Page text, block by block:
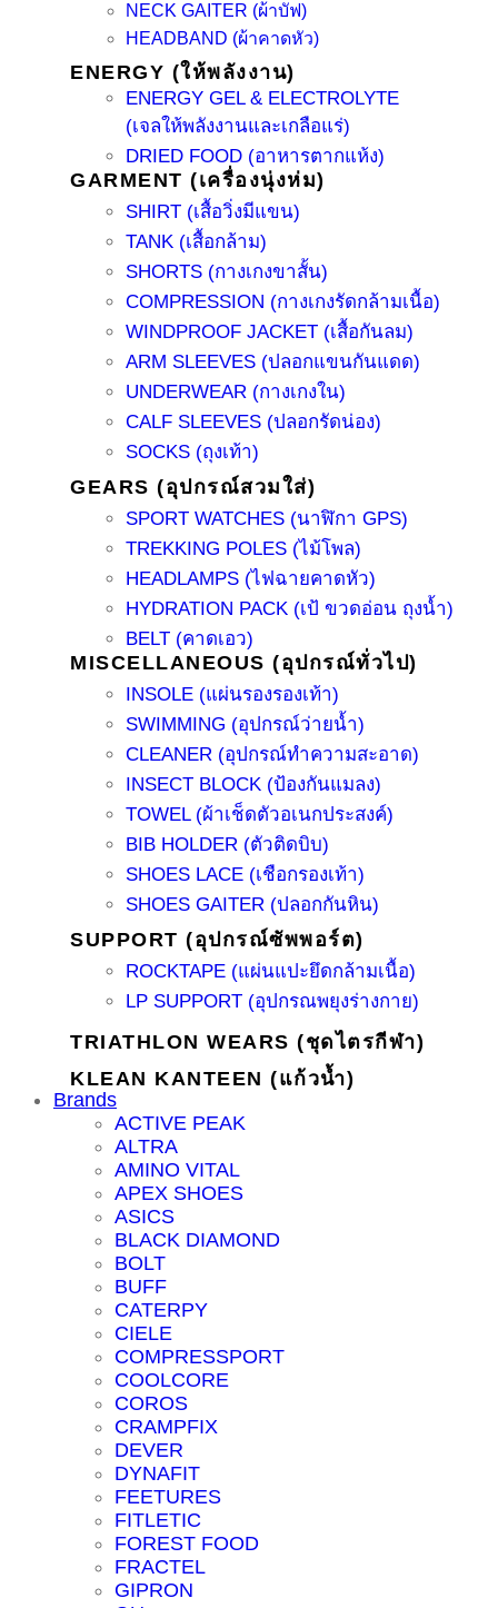
NECK GAITER (ผ้าบัฟ)
HEADBAND (ผ้าคาดหัว)
ENERGY (ให้พลังงาน)
ENERGY GEL & ELECTROLYTE
(เจลให้พลังงานและเกลือแร่)
DRIED FOOD (อาหารตากแห้ง)
GARMENT (เครื่องนุ่งห่ม)
SHIRT (เสื้อวิ่งมีแขน)
TANK (เสื้อกล้าม)
SHORTS (กางเกงขาสั้น)
COMPRESSION (กางเกงรัดกล้ามเนื้อ)
WINDPROOF JACKET (เสื้อกันลม)
ARM SLEEVES (ปลอกแขนกันแดด)
UNDERWEAR (กางเกงใน)
CALF SLEEVES (ปลอกรัดน่อง)
SOCKS (ถุงเท้า)
GEARS (อุปกรณ์สวมใส่)
SPORT WATCHES (นาฬิกา GPS)
TREKKING POLES (ไม้โพล)
HEADLAMPS (ไฟฉายคาดหัว)
HYDRATION PACK (เป้ ขวดอ่อน ถุงน้ำ)
BELT (คาดเอว)
MISCELLANEOUS (อุปกรณ์ทั่วไป)
INSOLE (แผ่นรองรองเท้า)
SWIMMING (อุปกรณ์ว่ายน้ำ)
CLEANER (อุปกรณ์ทำความสะอาด)
INSECT BLOCK (ป้องกันแมลง)
TOWEL (ผ้าเช็ดตัวอเนกประสงค์)
BIB HOLDER (ตัวติดบิบ)
SHOES LACE (เชือกรองเท้า)
SHOES GAITER (ปลอกกันหิน)
SUPPORT (อุปกรณ์ซัพพอร์ต)
ROCKTAPE (แผ่นแปะยึดกล้ามเนื้อ)
LP SUPPORT (อุปกรณพยุงร่างกาย)
TRIATHLON WEARS (ชุดไตรกีฬา)
KLEAN KANTEEN (แก้วน้ำ)
Brands
ACTIVE PEAK
ALTRA
AMINO VITAL
APEX SHOES
ASICS
BLACK DIAMOND
BOLT
BUFF
CATERPY
CIELE
COMPRESSPORT
COOLCORE
COROS
CRAMPFIX
DEVER
DYNAFIT
FEETURES
FITLETIC
FOREST FOOD
FRACTEL
GIPRON